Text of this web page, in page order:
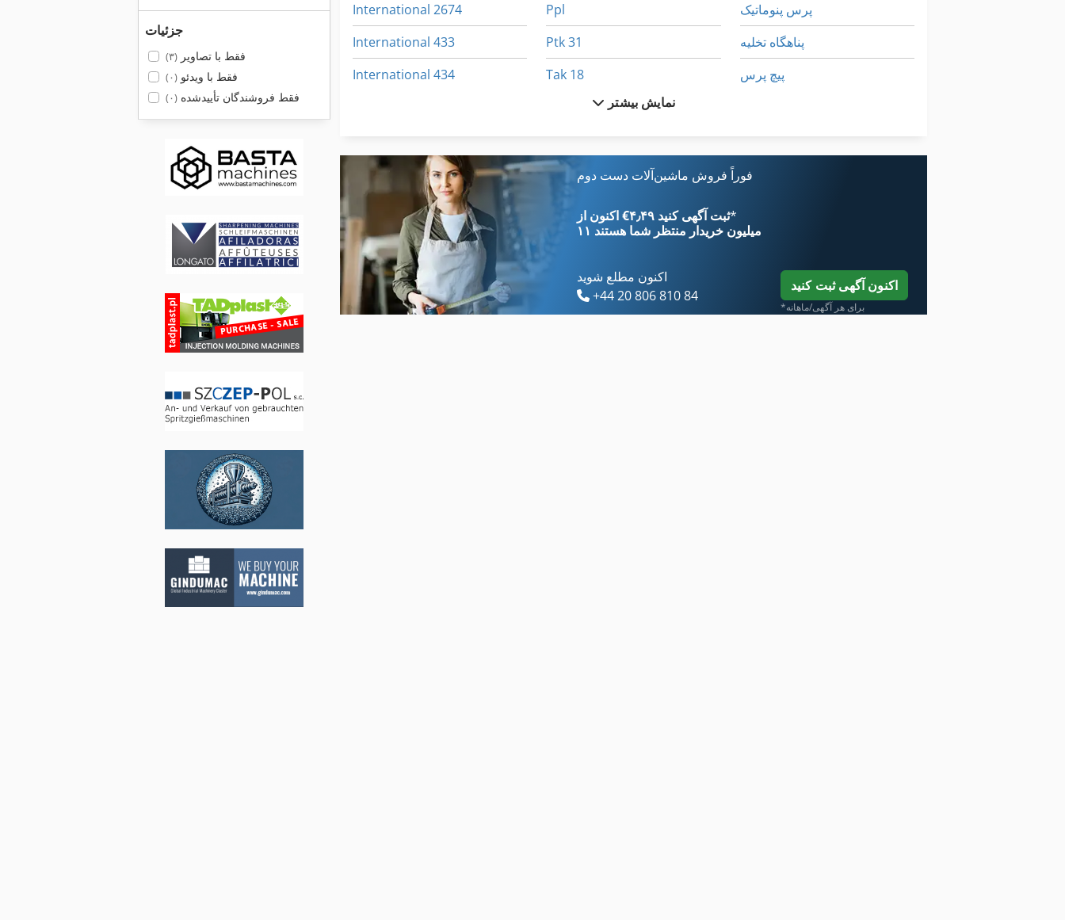
جزئیات
فقط با تصاویر(۳)
فقط با ویدئو(۰)
فقط فروشندگان تأییدشده(۰)
International 2674
International 433
International 434
International 584
Ppl
Ptk 31
Tak 18
بالا بلند کردن مورچه
پرس پنوماتیک
پناهگاه تخلیه
پیچ پرس
نمایش بیشتر
فوراً فروش ماشین‌آلات دست دوم
اکنون از ‎€۴٫۴۹ ثبت آگهی کنید*
۱۱ میلیون خریدار منتظر شما هستند
اکنون مطلع شوید
+44 20 806 810 84
اکنون آگهی ثبت کنید
*برای هر آگهی/ماهانه